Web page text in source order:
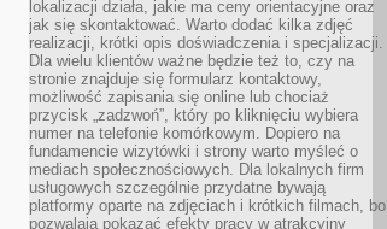
lokalizacji działa, jakie ma ceny orientacyjne oraz
jak się skontaktować. Warto dodać kilka zdjęć
realizacji, krótki opis doświadczenia i specjalizacji.
Dla wielu klientów ważne będzie też to, czy na
stronie znajduje się formularz kontaktowy,
możliwość zapisania się online lub chociaż
przycisk „zadzwoń”, który po kliknięciu wybiera
numer na telefonie komórkowym. Dopiero na
fundamencie wizytówki i strony warto myśleć o
mediach społecznościowych. Dla lokalnych firm
usługowych szczególnie przydatne bywają
platformy oparte na zdjęciach i krótkich filmach, bo
pozwalają pokazać efekty pracy w atrakcyjny